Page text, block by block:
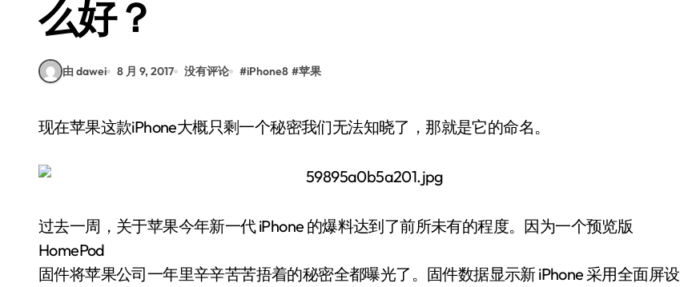
么好？
由 dawei 8 月 9, 2017 没有评论 #iPhone8 #苹果
现在苹果这款iPhone大概只剩一个秘密我们无法知晓了，那就是它的命名。
过去一周，关于苹果今年新一代 iPhone 的爆料达到了前所未有的程度。因为一个预览版
HomePod
固件将苹果公司一年里辛辛苦苦捂着的秘密全都曝光了。固件数据显示新 iPhone 采用全面屏设